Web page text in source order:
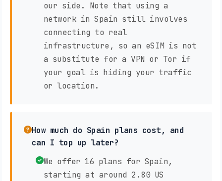
our side. Note that using a
network in Spain still involves
connecting to real
infrastructure, so an eSIM is not
a substitute for a VPN or Tor if
your goal is hiding your traffic
or location.
How much do Spain plans cost, and
can I top up later?
We offer 16 plans for Spain,
starting at around 2.80 US